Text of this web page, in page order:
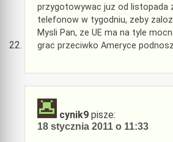
przygotowywac juz od listopada
telefonow w tygodniu, zeby
Mysli Pan, ze UE ma na tyle
grac przeciwko Ameryce
cynik9 pisze:
18 stycznia 2011 o 11:33